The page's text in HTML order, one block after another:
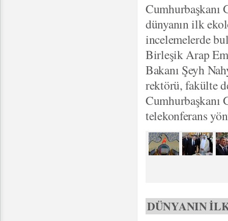
Cumhurbaşkanı
dünyanın ilk
incelemelerde
Birleşik Arap
Bakanı Şeyh
rektörü, fakülte
telekonferans
DÜNYANIN